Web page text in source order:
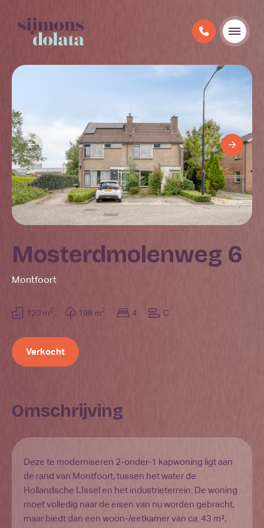
Mosterdmolenweg 6
Montfoort
120 m2 198 m2 4 C
Verkocht
Omschrijving
Deze te moderniseren 2-onder-1 kapwoning ligt aan
de rand van Montfoort, tussen het water de
Hollandsche IJssel en het industrieterrein. De woning
moet volledig naar de eisen van nu worden gebracht,
maar biedt dan een woon-/eetkamer van ca. 43 m²,